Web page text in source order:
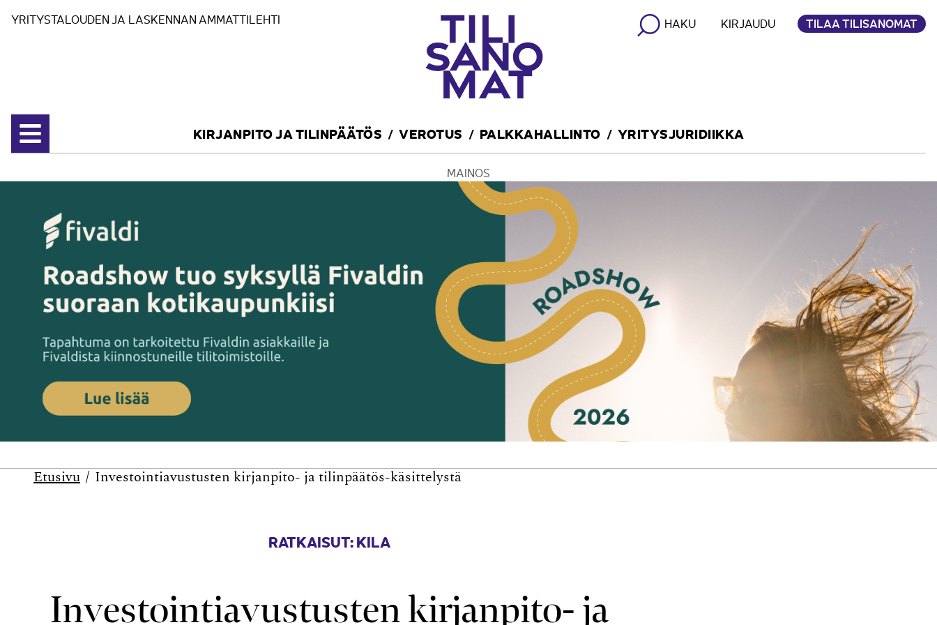
YRITYSTALOUDEN JA LASKENNAN AMMATTILEHTI HAKU KIRJAUDU TILAA TILISANOMAT
Avaa valikko
KIRJANPITO JA TILINPÄÄTÖS VEROTUS PALKKAHALLINTO YRITYSJURIDIIKKA
MAINOS
Etusivu Investointiavustusten kirjanpito- ja tilinpäätös-käsittelystä
RATKAISUT: KILA
Investointiavustusten kirjanpito- ja